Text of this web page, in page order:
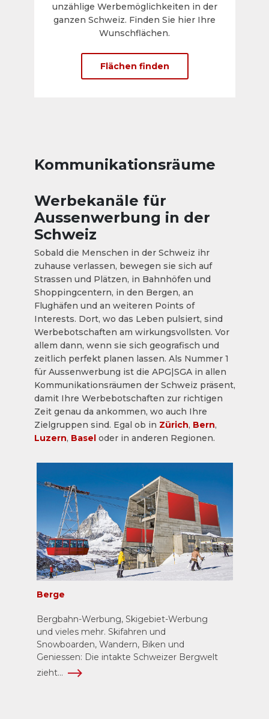
unzählige Werbemöglichkeiten in der
ganzen Schweiz. Finden Sie hier Ihre
Wunschflächen.
Flächen finden
Kommunikationsräume
Werbekanäle für
Aussenwerbung in der
Schweiz
Sobald die Menschen in der Schweiz ihr
zuhause verlassen, bewegen sie sich auf
Strassen und Plätzen, in Bahnhöfen und
Shoppingcentern, in den Bergen, an
Flughäfen und an weiteren Points of
Interests. Dort, wo das Leben pulsiert, sind
Werbebotschaften am wirkungsvollsten. Vor
allem dann, wenn sie sich geografisch und
zeitlich perfekt planen lassen. Als Nummer 1
für Aussenwerbung ist die APG|SGA in allen
Kommunikationsräumen der Schweiz präsent,
damit Ihre Werbebotschaften zur richtigen
Zeit genau da ankommen, wo auch Ihre
Zielgruppen sind. Egal ob in Zürich, Bern,
Luzern, Baseloder in anderen Regionen.
Berge
Bergbahn-Werbung, Skigebiet-Werbung
und vieles mehr. Skifahren und
Snowboarden, Wandern, Biken und
Geniessen: Die intakte Schweizer Bergwelt
zieht...